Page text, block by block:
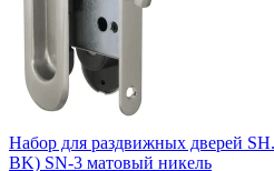
Набор для раздвижных дверей
BK) SN-3 матовый никель